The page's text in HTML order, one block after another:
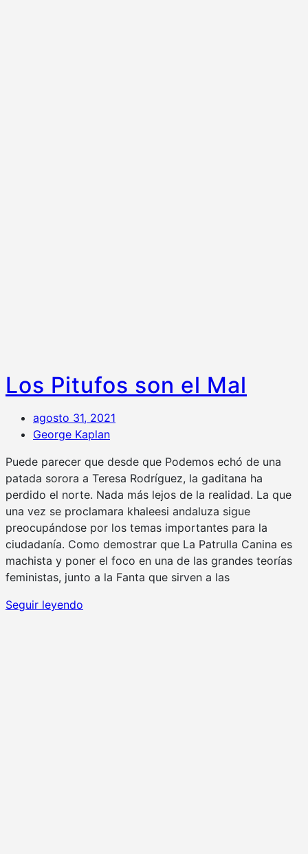
Los Pitufos son el Mal
agosto 31, 2021
George Kaplan
Puede parecer que desde que Podemos echó de una
patada sorora a Teresa Rodríguez, la gaditana ha
perdido el norte. Nada más lejos de la realidad. La que
una vez se proclamara khaleesi andaluza sigue
preocupándose por los temas importantes para la
ciudadanía. Como demostrar que La Patrulla Canina es
machista y poner el foco en una de las grandes teorías
feministas, junto a la Fanta que sirven a las
Seguir leyendo